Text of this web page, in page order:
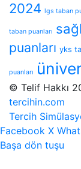
2024 lgs taban
taban puanları
puanları yks
puanları
© Telif Hakkı
tercihin.com
Tercih
Facebook X
Başa dön tuşu